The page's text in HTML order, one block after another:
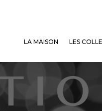
LA MAISON LES